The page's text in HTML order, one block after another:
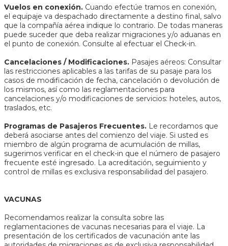
Vuelos en conexión. Cuando efectúe tramos en conexión,
el equipaje va despachado directamente a destino final, salvo
que la compañía aérea indique lo contrario. De todas maneras
puede suceder que deba realizar migraciones y/o aduanas en
el punto de conexión. Consulte al efectuar el Check-in.
Cancelaciones / Modificaciones. Pasajes aéreos: Consultar
las restricciones aplicables a las tarifas de su pasaje para los
casos de modificación de fecha, cancelación o devolución de
los mismos, así como las reglamentaciones para
cancelaciones y/o modificaciones de servicios: hoteles, autos,
traslados, etc.
Programas de Pasajeros Frecuentes. Le recordamos que
deberá asociarse antes del comienzo del viaje. Si usted es
miembro de algún programa de acumulación de millas,
sugerimos verificar en el check-in que el número de pasajero
frecuente esté ingresado. La acreditación, seguimiento y
control de millas es exclusiva responsabilidad del pasajero.
VACUNAS
Recomendamos realizar la consulta sobre las
reglamentaciones de vacunas necesarias para el viaje. La
presentación de los certificados de vacunación ante las